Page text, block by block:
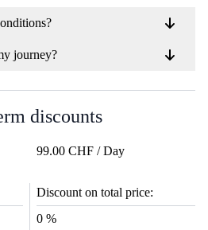
journey?
discounts
99.00 CHF / Day
Discount on total price:
0 %